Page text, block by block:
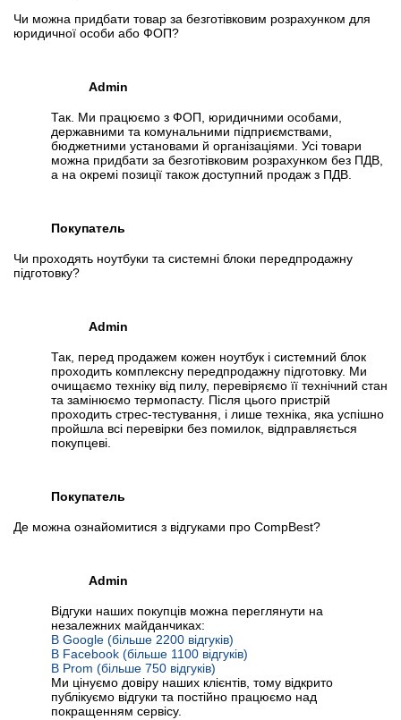
Чи можна придбати товар за безготівковим розрахунком для
юридичної особи або ФОП?
Admin
Так. Ми працюємо з ФОП, юридичними особами,
державними та комунальними підприємствами,
бюджетними установами й організаціями. Усі товари
можна придбати за безготівковим розрахунком без ПДВ,
а на окремі позиції також доступний продаж з ПДВ.
Покупатель
Чи проходять ноутбуки та системні блоки передпродажну
підготовку?
Admin
Так, перед продажем кожен ноутбук і системний блок
проходить комплексну передпродажну підготовку. Ми
очищаємо техніку від пилу, перевіряємо її технічний стан
та замінюємо термопасту. Після цього пристрій
проходить стрес-тестування, і лише техніка, яка успішно
пройшла всі перевірки без помилок, відправляється
покупцеві.
Покупатель
Де можна ознайомитися з відгуками про CompBest?
Admin
Відгуки наших покупців можна переглянути на
незалежних майданчиках:
В Google (більше 2200 відгуків)
В Facebook (більше 1100 відгуків)
В Prom (більше 750 відгуків)
Ми цінуємо довіру наших клієнтів, тому відкрито
публікуємо відгуки та постійно працюємо над
покращенням сервісу.